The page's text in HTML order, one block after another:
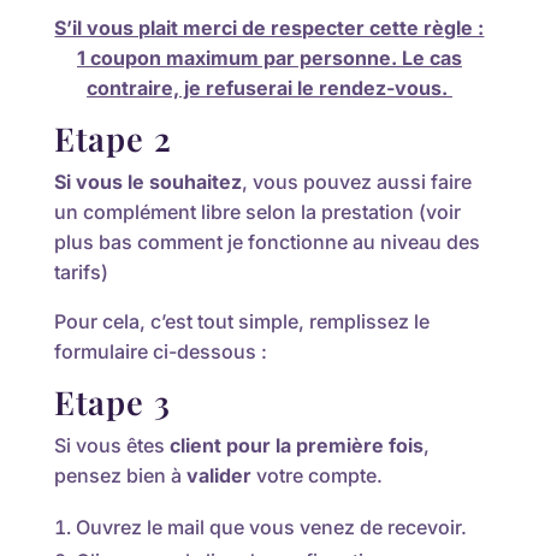
S’il vous plait merci de respecter cette règle :
1 coupon maximum par personne. Le cas
contraire, je refuserai le rendez-vous.
Etape 2
Si vous le souhaitez, vous pouvez aussi faire
un complément libre selon la prestation (voir
plus bas comment je fonctionne au niveau des
tarifs)
Pour cela, c’est tout simple, remplissez le
formulaire ci-dessous :
Etape 3
Si vous êtes client pour la première fois,
pensez bien à validervotre compte.
Ouvrez le mail que vous venez de recevoir.